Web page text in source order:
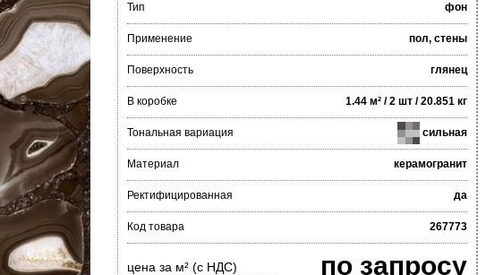
Тип фон
Применение пол, стены
Поверхность глянец
В коробке 1.44 м² / 2 шт / 20.851 кг
Тональная вариация сильная
Материал керамогранит
Ректифицированная да
Код товара 267773
цена за м² (с НДС) по запросу